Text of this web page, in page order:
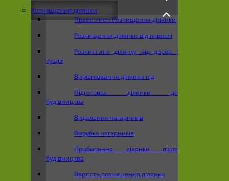
Розчищення ділянки
Прайс-лист: Розчищення ділянки
Розчищення ділянки від порослі
Розчистити ділянку від дерев і
кущів
Вирівнювання ділянки під
Підготовка ділянки до
будівництва
Видалення чагарників
Вирубка чагарників
Прибирання ділянки після
будівництва
Вартість розчищення ділянки